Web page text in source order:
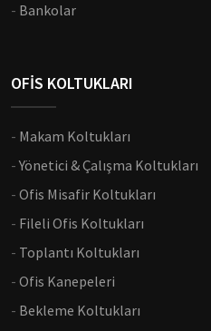
- Bankolar
OFİS KOLTUKLARI
- Makam Koltukları
-Yönetici & Çalışma Koltukları
- Ofis Misafir Koltukları
- Fileli Ofis Koltukları
- Toplantı Koltukları
- Ofis Kanepeleri
- Bekleme Koltukları